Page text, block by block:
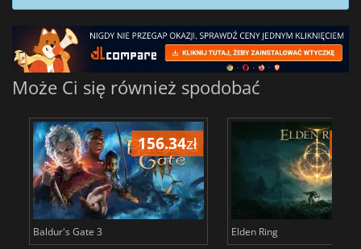
Może Ci się również spodobać
156.34zł
Baldur's Gate 3 Elden Ring